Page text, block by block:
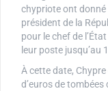
chypriote ont donné
président de la
pour le chef de
leur poste jusqu’au
À cette date,
d’euros de tombées